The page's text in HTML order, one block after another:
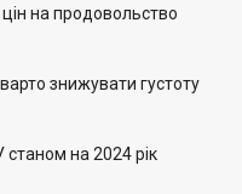
на продовольство
знижувати густоту
станом на 2024 рік